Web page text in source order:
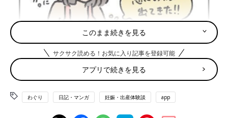
妊娠期間中は、お風呂の時に毎日、自分の体を観察するようにな
。お腹の形や大きさ、肌の荒れ具合、おヘソが出ている
このまま続きを見る
サクサク読める！お気に入り記事を登録可能
アプリで続きを見る
わぐり 日記・マンガ 妊娠・出産体験談 app